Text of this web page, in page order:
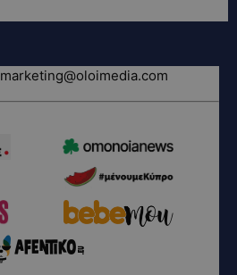
marketing@oloimedia.com